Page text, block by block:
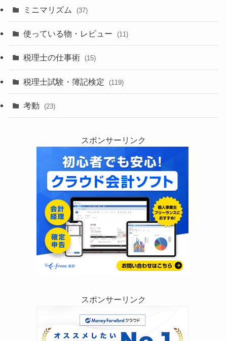
ミニマリズム (37)
使っている物・レビュー (11)
税理士の仕事術 (15)
税理士試験・簿記検定 (119)
考動 (23)
スポンサーリンク
スポンサーリンク